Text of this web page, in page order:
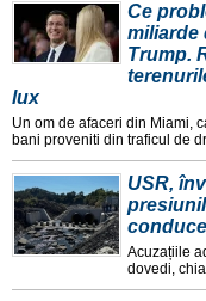
Ce
miliarde
Trump.
lux
Un om de afaceri din Miami,
bani proveniti din traficul de
USR,
Acuzațiile
dovedi,